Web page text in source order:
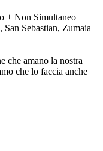
+ Non Simultaneo
San Sebastian, Zumaia
che amano la nostra
che lo faccia anche